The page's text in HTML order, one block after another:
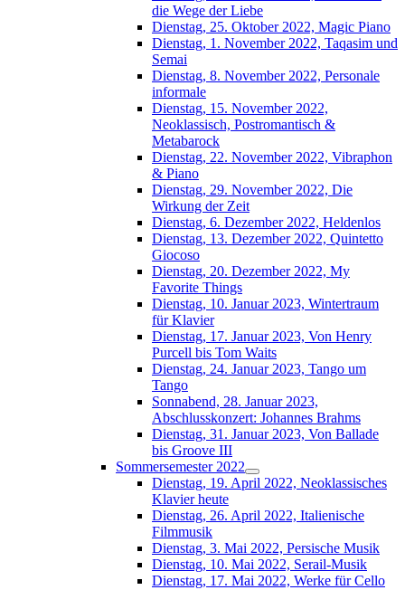
die Wege der Liebe
Dienstag, 25. Oktober 2022, Magic Piano
Dienstag, 1. November 2022, Taqasim und
Semai
Dienstag, 8. November 2022, Personale
informale
Dienstag, 15. November 2022,
Neoklassisch, Postromantisch &
Metabarock
Dienstag, 22. November 2022, Vibraphon
& Piano
Dienstag, 29. November 2022, Die
Wirkung der Zeit
Dienstag, 6. Dezember 2022, Heldenlos
Dienstag, 13. Dezember 2022, Quintetto
Giocoso
Dienstag, 20. Dezember 2022, My
Favorite Things
Dienstag, 10. Januar 2023, Wintertraum
für Klavier
Dienstag, 17. Januar 2023, Von Henry
Purcell bis Tom Waits
Dienstag, 24. Januar 2023, Tango um
Tango
Sonnabend, 28. Januar 2023,
Abschlusskonzert: Johannes Brahms
Dienstag, 31. Januar 2023, Von Ballade
bis Groove III
Sommersemester 2022
Dienstag, 19. April 2022, Neoklassisches
Klavier heute
Dienstag, 26. April 2022, Italienische
Filmmusik
Dienstag, 3. Mai 2022, Persische Musik
Dienstag, 10. Mai 2022, Serail-Musik
Dienstag, 17. Mai 2022, Werke für Cello